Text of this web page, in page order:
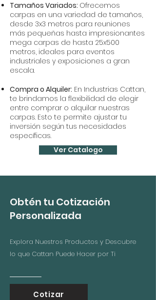
Tamaños Variados: Ofrecemos
carpas en una variedad de tamaños,
desde 3x3 metros para reuniones
más pequeñas hasta impresionantes
mega carpas de hasta 25x500
metros, ideales para eventos
industriales y exposiciones a gran
escala.
Compra o Alquiler: En Industrias Cattan,
te brindamos la flexibilidad de elegir
entre comprar o alquilar nuestras
carpas. Esto te permite ajustar tu
inversión según tus necesidades
específicas.
Ver Catalogo
Obtén tu Cotización
Personalizada
Explora Nuestros Productos y Descubre
lo que Cattan Puede Hacer por Ti
Cotizar